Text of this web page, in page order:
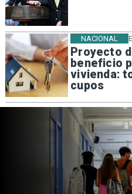
Proyecto
beneficio
vivienda:
cupos
NACIONAL